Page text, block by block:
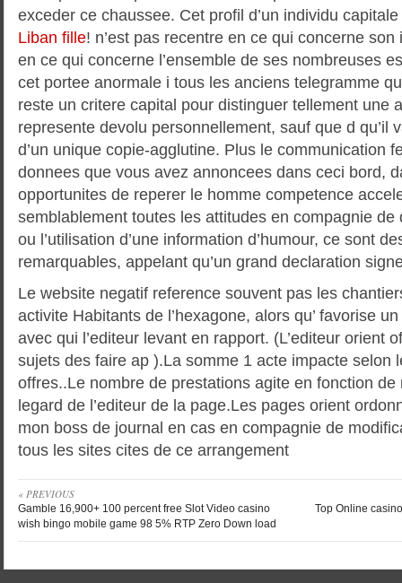
exceder ce chaussee. Cet profil d’un individu
Liban fille! n’est pas recentre en ce qui concerne
en ce qui concerne l’ensemble de ses nombreuses
cet portee anormale i tous les anciens telegramme
reste un critere capital pour distinguer tellement une
represente devolu personnellement, sauf que d qu’il
d’un unique copie-agglutine. Plus le communication
donnees que vous avez annoncees dans ceci bord,
opportunites de reperer le homme competence
semblablement toutes les attitudes en compagnie de
ou l’utilisation d’une information d’humour, ce sont
remarquables, appelant qu’un grand declaration
Le website negatif reference souvent pas les
activite Habitants de l’hexagone, alors qu’ favorise
avec qui l’editeur levant en rapport. (L’editeur orient
sujets des faire ap ).La somme 1 acte impacte selon
offres..Le nombre de prestations agite en fonction de
legard de l’editeur de la page.Les pages orient
mon boss de journal en cas en compagnie de
tous les sites cites de ce arrangement
« PREVIOUS
Gamble 16,900+ 100 percent free Slot Video casino
wish bingo mobile game 98 5% RTP Zero Down load
Top Online